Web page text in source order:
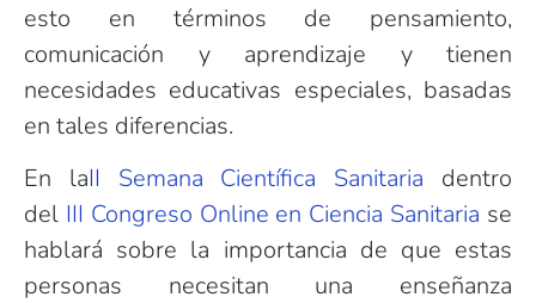
esto en términos de pensamiento,
comunicación y aprendizaje y tienen
necesidades educativas especiales, basadas
en tales diferencias.
En laII Semana Científica Sanitaria dentro
del III Congreso Online en Ciencia Sanitaria se
hablará sobre la importancia de que estas
personas necesitan una enseñanza